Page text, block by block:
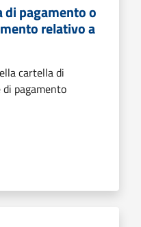
di pagamento o
relativo a
cartella di
pagamento